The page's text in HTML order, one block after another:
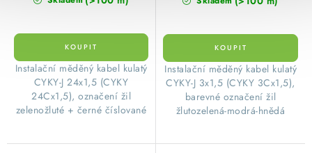
​Instalační měděný kabel kulatý
CYKY-J 24x1,5 (CYKY
24Cx1,5), označení žil
zelenožluté + černé číslované
​Instalační měděný kabel kulatý
CYKY-J 3x1,5 (CYKY 3Cx1,5),
barevné označení žil
žlutozelená-modrá-hnědá